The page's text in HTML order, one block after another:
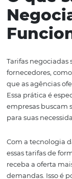
Se você está à
você. Vamos
resultados
se sinta
alavancar os
O que